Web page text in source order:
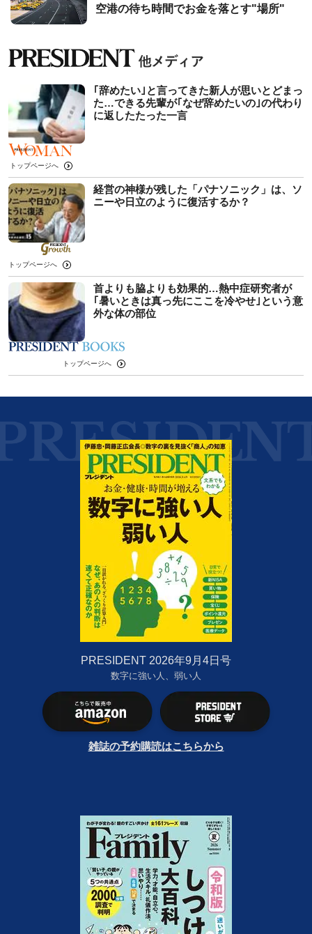
空港の待ち時間でお金を落とす"場所"
｢辞めたい｣と言ってきた新人が思いとどまっ
た…できる先輩が｢なぜ辞めたいの｣の代わり
に返したたった一言
トップページへ
経営の神様が残した「パナソニック」は、ソ
ニーや日立のように復活するか？
トップページへ
首よりも脇よりも効果的…熱中症研究者が
｢暑いときは真っ先にここを冷やせ｣という意
外な体の部位
トップページへ
PRESIDENT 2026年9月4日号
数字に強い人、弱い人
雑誌の予約購読はこちらから